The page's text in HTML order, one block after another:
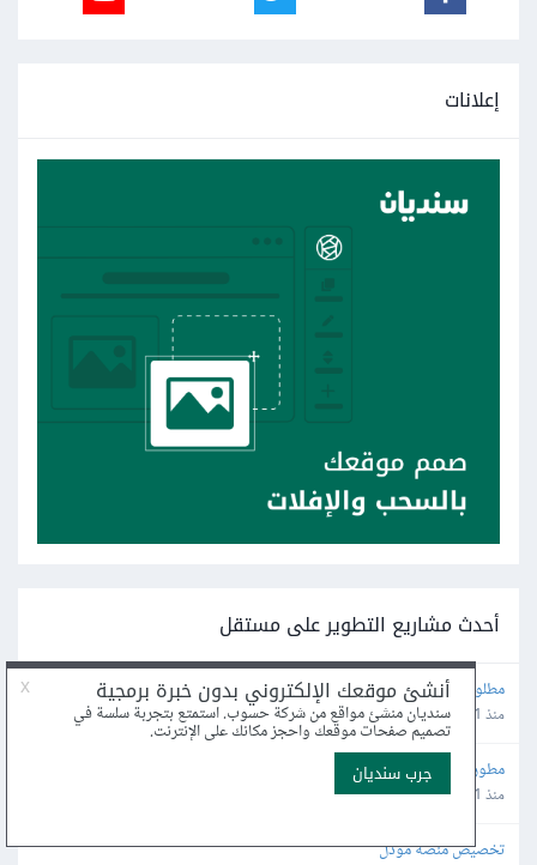
إعلانات
أحدث مشاريع التطوير على مستقل
مطلوب Odoo Developer
منذ 1 ساعة
مطور WordPress لترتيب وتحسين متجر إلكتروني قائم
منذ 1 ساعة
تخصيص منصة مودل